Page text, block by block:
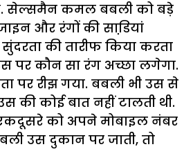
सेल्समैन कमल बबली को बड़े
और रंगों की साडि़यां
की तारीफ किया करता
पर कौन सा रंग अच्छा लगेगा.
पर रीझ गया. बबली भी उस से
की कोई बात नहीं टालती थी.
को अपने मोबाइल नंबर
उस दुकान पर जाती, तो